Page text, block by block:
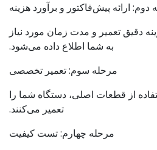
دوم: ارائه پیش‌فاکتور و برآورد هزینه
دقیق تعمیر و مدت زمان مورد نیاز
به شما اطلاع داده می‌شود.
مرحله سوم: تعمیر تخصصی
از قطعات اصلی، دستگاه شما را
تعمیر می‌کنند.
مرحله چهارم: تست کیفیت